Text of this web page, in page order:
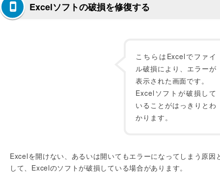
Excelソフトの破損を修復する
こちらはExcelでファイ
ル破損により、エラーが
表示された画面です。
Excelソフトが破損して
いることがはっきりとわ
かります。
Excelを開けない、あるいは開いてもエラーになってしまう原因
して、Excelのソフトが破損している場合があります。